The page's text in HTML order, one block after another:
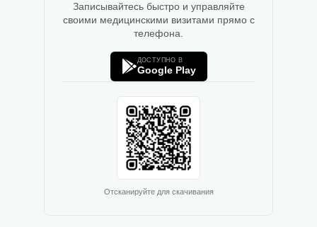
Записывайтесь быстро и управляйте
своими медицинскими визитами прямо с
телефона.
ДОСТУПНО В
Google Play
Отсканируйте для скачивания